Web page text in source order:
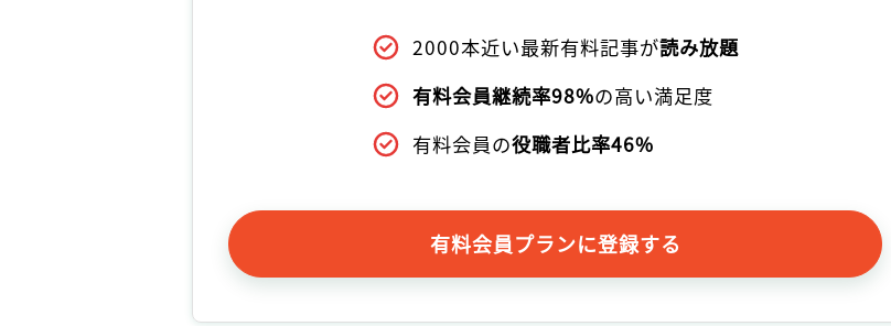
2000本近い最新有料記事が読み放題
有料会員継続率98%の高い満足度
有料会員の役職者比率46%
有料会員プランに登録する